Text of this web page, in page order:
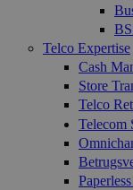
Telco Expertise
Cash
Store
Telco
Telecom